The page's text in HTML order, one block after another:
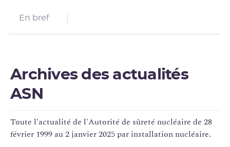
En bref
Archives des actualités
ASN
Toute l'actualité de l'Autorité de sûreté nucléaire de 28
février 1999 au 2 janvier 2025 par installation nucléaire.